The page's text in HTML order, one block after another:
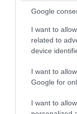
Google
I want to
related to
device
I want to
Google for
I want to
08.08.2026 | 17:02
Περιορίζει